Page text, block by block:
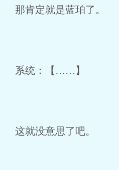
那肯定就是蓝珀了。
系统：【……】
这就没意思了吧。